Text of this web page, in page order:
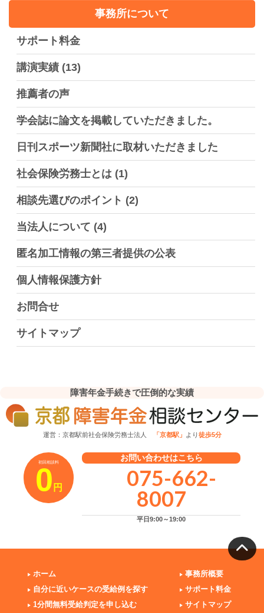
事務所について
サポート料金
講演実績 (13)
推薦者の声
学会誌に論文を掲載していただきました。
日刊スポーツ新聞社に取材いただきました
社会保険労務士とは (1)
相談先選びのポイント (2)
当法人について (4)
匿名加工情報の第三者提供の公表
個人情報保護方針
お問合せ
サイトマップ
障害年金手続きで圧倒的な実績
運営：京都駅前社会保険労務士法人 「京都駅」 より徒歩5分
初回相談料
0 円
お問い合わせはこちら
075-662-
8007
平日9:00～19:00
ホーム
自分に近いケースの受給例を探す
1分間無料受給判定を申し込む
事務所概要
サポート料金
サイトマップ